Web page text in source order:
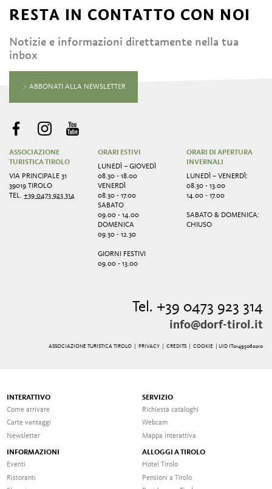
RESTA IN CONTATTO CON NOI
Notizie e informazioni direttamente nella tua
inbox
ABBONATI ALLA NEWSLETTER
ASSOCIAZIONE
TURISTICA TIROLO
VIA PRINCIPALE 31
39019 TIROLO
TEL.+39 0473 923 314
ORARI ESTIVI
LUNEDÌ – GIOVEDÌ
08.30 - 18.00
VENERDÌ
08.30 - 17.00
SABATO
09.00 - 14.00
DOMENICA
09.30 - 12.30
GIORNI FESTIVI
09.00 - 13.00
ORARI DI APERTURA
INVERNALI
LUNEDÌ – VENERDÌ:
08.30 - 13.00
14.00 - 17.00
SABATO & DOMENICA:
CHIUSO
Tel. +39 0473 923 314
info@dorf-tirol.it
ASSOCIAZIONE TURISTICA TIROLO | PRIVACY| CREDITS| COOKIE | UID IT01495060210
INTERATTIVO
Come arrivare
Carte vantaggi
Newsletter
SERVIZIO
Richiesta cataloghi
Webcam
Mappa interattiva
INFORMAZIONI
Eventi
Ristoranti
ALLOGGI A TIROLO
Hotel Tirolo
Pensioni a Tirolo